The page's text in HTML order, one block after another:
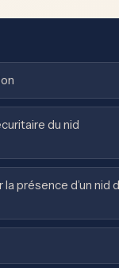
du nid
présence d’un nid